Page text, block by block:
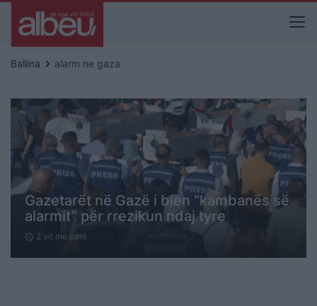
Ballina keyboard_arrow_right alarm ne gaza
Gazetarët në Gazë i bien “kambanës së
alarmit” për rrezikun ndaj tyre
schedule 2 vit me parë